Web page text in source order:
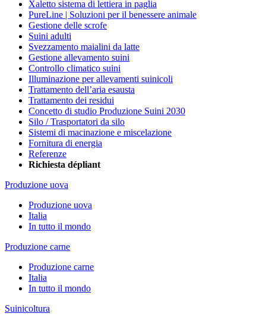
Xaletto sistema di lettiera in paglia
PureLine | Soluzioni per il benessere animale
Gestione delle scrofe
Suini adulti
Svezzamento maialini da latte
Gestione allevamento suini
Controllo climatico suini
Illuminazione per allevamenti suinicoli
Trattamento dell’aria esausta
Trattamento dei residui
Concetto di studio Produzione Suini 2030
Silo / Trasportatori da silo
Sistemi di macinazione e miscelazione
Fornitura di energia
Referenze
Richiesta dépliant
Produzione uova
Produzione uova
Italia
In tutto il mondo
Produzione carne
Produzione carne
Italia
In tutto il mondo
Suinicoltura